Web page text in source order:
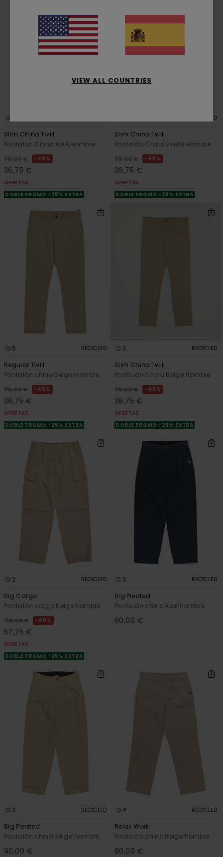
Slim Chino Twill
Pantalón Chino Azul Hombre
70,00 € 48%
36,75 €
OFERTAS
DOBLE PROMO -25% EXTRA
RECYCLED
Slim Chino Twill
Pantalón Chino Verde Hombre
70,00 € 48%
36,75 €
OFERTAS
DOBLE PROMO -25% EXTRA
5 RECYCLED
Regular Twill
Pantalón chino Beige hombre
70,00 € 48%
36,75 €
OFERTAS
DOBLE PROMO -25% EXTRA
3 RECYCLED
Slim Chino Twill
Pantalón Chino Beige Hombre
70,00 € 48%
36,75 €
OFERTAS
DOBLE PROMO -25% EXTRA
2 RECYCLED
Big Cargo
Pantalón cargo Beige hombre
110,00 € 48%
57,75 €
OFERTAS
DOBLE PROMO -25% EXTRA
3 RECYCLED
Big Pleated
Pantalón chino Azul hombre
90,00 €
3 RECYCLED
Big Pleated
Pantalón chino Beige hombre
90,00 €
4 RECYCLED
Relax Work
Pantalón chino Beige hombre
80,00 €
VIEW ALL COUNTRIES